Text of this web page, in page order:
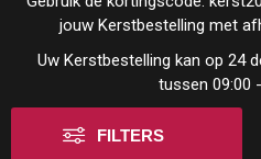
jouw Kerstbestelling met
Uw Kerstbestelling kan op 24
tussen 09:00
FILTERS